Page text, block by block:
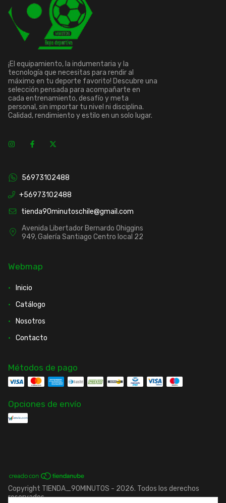
¡El equipamiento, la indumentaria y la
tecnología que necesitas para rendir al
máximo en tu deporte favorito! Descubre una
selección pensada para acompañarte en
cada entrenamiento, desafío y meta
personal, sin importar tu nivel ni disciplina.
Calidad, rendimiento y estilo en un solo lugar.
56973102488
+56973102488
tienda90minutoschile@gmail.com
Avenida Libertador Bernardo Ohiggins
949, Galería Santiago Centro local 22
Webmap
Inicio
Catálogo
Nosotros
Contacto
Métodos de pago
Opciones de envío
Copyright TIENDA_90MINUTOS - 2026. Todos los derechos
reservados.